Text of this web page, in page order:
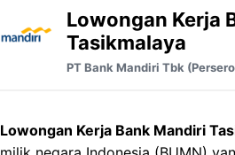
Lowongan Kerja
Tasikmalaya
PT Bank Mandiri Tbk
Lowongan Kerja Bank Mandiri